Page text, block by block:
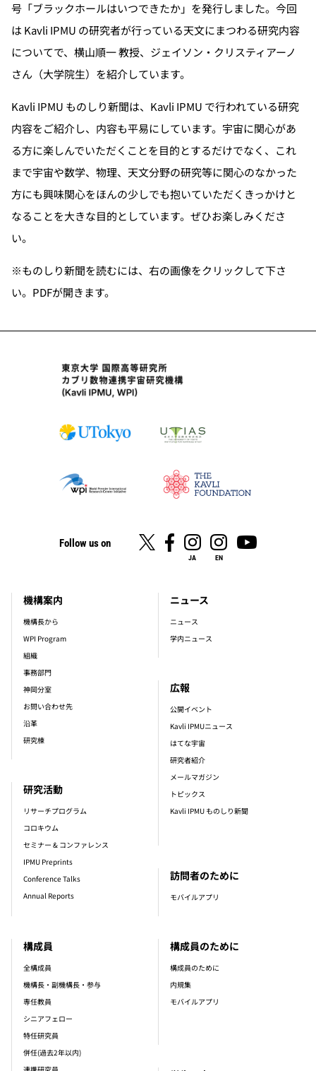
号「ブラックホールはいつできたか」を発行しました。今回
は Kavli IPMU の研究者が行っている天文にまつわる研究内容
についてで、横山順一 教授、ジェイソン・クリスティアーノ
さん（大学院生）を紹介しています。
Kavli IPMU ものしり新聞は、Kavli IPMU で行われている研究
内容をご紹介し、内容も平易にしています。宇宙に関心があ
る方に楽しんでいただくことを目的とするだけでなく、これ
まで宇宙や数学、物理、天文分野の研究等に関心のなかった
方にも興味関心をほんの少しでも抱いていただくきっかけと
なることを大きな目的としています。ぜひお楽しみくださ
い。
※ものしり新聞を読むには、右の画像をクリックして下さ
い。PDFが開きます。
Follow us on
JA EN
footer_main_menu
機構案内
機構長から
WPI Program
組織
事務部門
神岡分室
お問い合わせ先
沿革
研究棟
構成員
全構成員
機構長・副機構長・参与
専任教員
シニアフェロー
特任研究員
併任(過去2年以内)
研究活動
リサーチプログラム
コロキウム
セミナー & コンファレンス
IPMU Preprints
Conference Talks
Annual Reports
ニュース
ニュース
学内ニュース
広報
公開イベント
Kavli IPMUニュース
はてな宇宙
研究者紹介
メールマガジン
トピックス
Kavli IPMU ものしり新聞
訪問者のために
モバイルアプリ
構成員のために
構成員のために
内規集
モバイルアプリ